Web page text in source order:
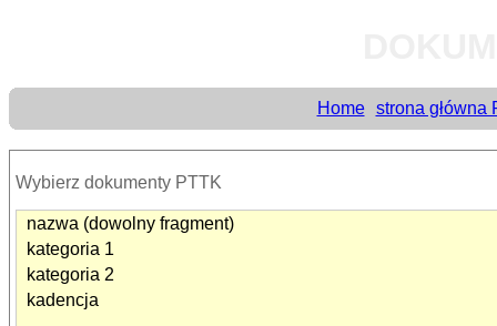
Home strona główna
Wybierz dokumenty PTTK
nazwa (dowolny fragment)
kategoria 1
kategoria 2
kadencja